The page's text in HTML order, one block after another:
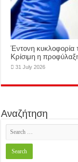
Έντονη κυκλοφορία
Κρίσιμη η
31 July 2026
Αναζήτηση